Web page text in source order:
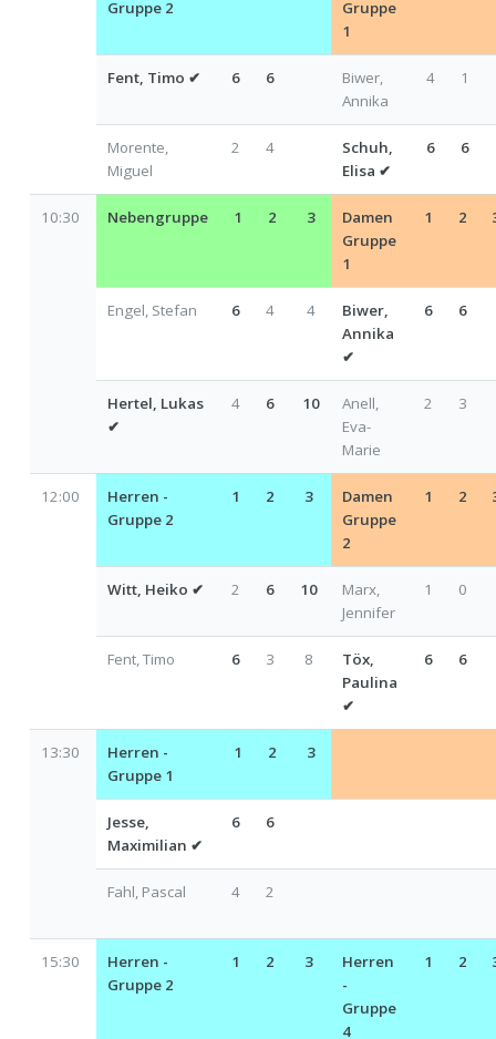
Gruppe 2
Gruppe
1
Fent, Timo ✔ 6 6
Biwer,
Annika
4 1
Morente,
Miguel
2 4
Schuh,
Elisa ✔
6 6
10:30 Nebengruppe 1 2 3
Damen
Gruppe
1
1 2
Engel, Stefan 6 4 4
Biwer,
Annika
✔
6 6
Hertel, Lukas
✔
4 6 10
Anell,
Eva-
Marie
2 3
12:00
Herren -
Gruppe 2
1 2 3
Damen
Gruppe
2
1 2
Witt, Heiko ✔ 2 6 10
Marx,
Jennifer
1 0
Fent, Timo 6 3 8
Töx,
Paulina
✔
6 6
13:30
Herren -
Gruppe 1
1 2 3
Jesse,
Maximilian ✔
6 6
Fahl, Pascal 4 2
15:30
Herren -
Gruppe 2
1 2 3
Herren
-
Gruppe
4
1 2